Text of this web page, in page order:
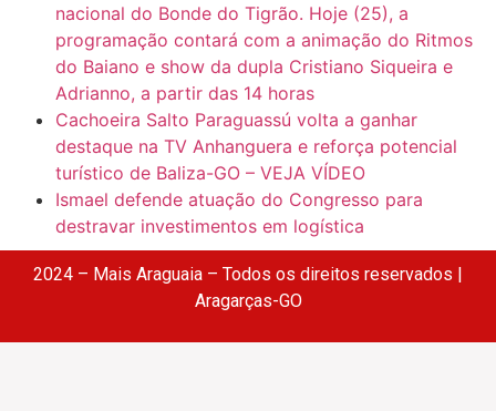
nacional do Bonde do Tigrão. Hoje (25), a
programação contará com a animação do Ritmos
do Baiano e show da dupla Cristiano Siqueira e
Adrianno, a partir das 14 horas
Cachoeira Salto Paraguassú volta a ganhar
destaque na TV Anhanguera e reforça potencial
turístico de Baliza-GO – VEJA VÍDEO
Ismael defende atuação do Congresso para
destravar investimentos em logística
2024 – Mais Araguaia – Todos os direitos reservados |
Aragarças-GO